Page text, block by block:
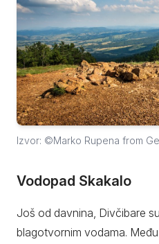
Izvor: ©Marko Rupena from
Vodopad Skakalo
Još od davnina, Divčibare
blagotvornim vodama.